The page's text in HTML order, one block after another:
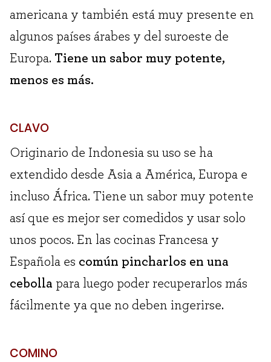
americana y también está muy presente en
algunos países árabes y del suroeste de
Europa. Tiene un sabor muy potente,
menos es más.
CLAVO
Originario de Indonesia su uso se ha
extendido desde Asia a América, Europa e
incluso África. Tiene un sabor muy potente
así que es mejor ser comedidos y usar solo
unos pocos. En las cocinas Francesa y
Española es común pincharlos en una
cebolla para luego poder recuperarlos más
fácilmente ya que no deben ingerirse.
COMINO